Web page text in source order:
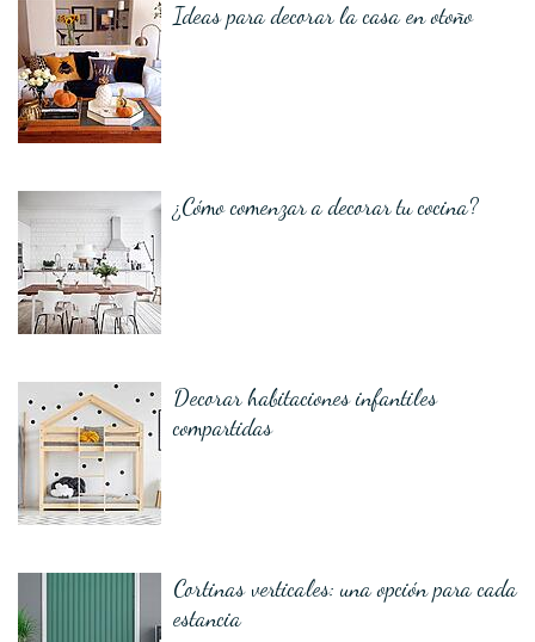
Ideas para decorar la casa en otoño
¿Cómo comenzar a decorar tu cocina?
Decorar habitaciones infantiles
compartidas
Cortinas verticales: una opción para cada
estancia